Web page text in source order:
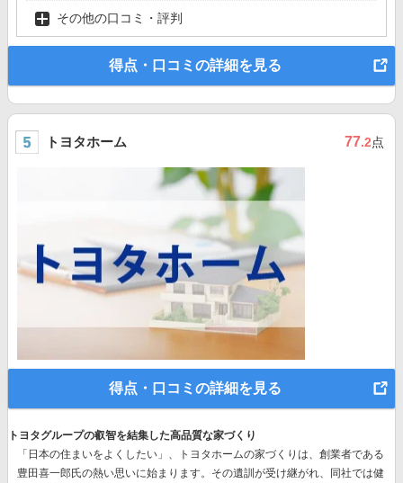
その他の口コミ・評判
得点・口コミの詳細を見る
トヨタホーム 77.2点
得点・口コミの詳細を見る
トヨタグループの叡智を結集した高品質な家づくり
「日本の住まいをよくしたい」、トヨタホームの家づくりは、創業者である
豊田喜一郎氏の熱い思いに始まります。その遺訓が受け継がれ、同社では健